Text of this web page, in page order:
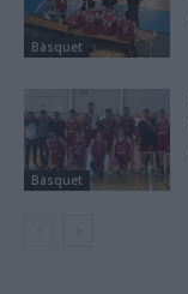
Bàsquet
Bàsquet